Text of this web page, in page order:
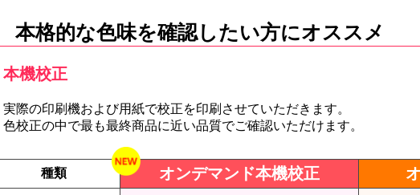
本格的な色味を確認したい方にオススメ
本機校正
実際の印刷機および用紙で校正を印刷させていただきます。
色校正の中で最も最終商品に近い品質でご確認いただけます。
種類 オンデマンド本機校正